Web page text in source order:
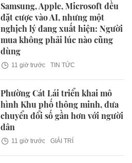
Samsung, Apple, Microsoft đều
đặt cược vào AI, nhưng một
nghịch lý đang xuất hiện: Người
mua không phải lúc nào cũng
dùng
11 giờ trước TIN TỨC
Phường Cát Lái triển khai mô
hình Khu phố thông minh, đưa
chuyển đổi số gần hơn với người
dân
11 giờ trước GIẢI TRÍ